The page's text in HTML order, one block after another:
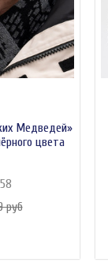
Медведей»
цвета
58
руб